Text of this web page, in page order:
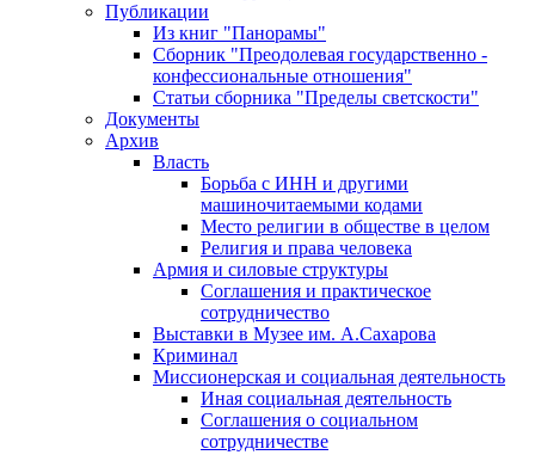
Публикации
Из книг "Панорамы"
Сборник "Преодолевая государственно -
конфессиональные отношения"
Статьи сборника "Пределы светскости"
Документы
Архив
Власть
Борьба с ИНН и другими
машиночитаемыми кодами
Место религии в обществе в целом
Религия и права человека
Армия и силовые структуры
Соглашения и практическое
сотрудничество
Выставки в Музее им. А.Сахарова
Криминал
Миссионерская и социальная деятельность
Иная социальная деятельность
Соглашения о социальном
сотрудничестве